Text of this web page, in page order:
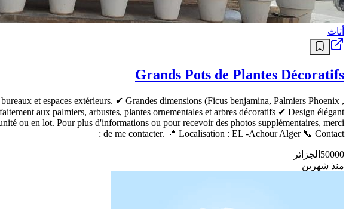
أثاث
Grands Pots de Plantes Décoratifs
et espaces extérieurs. ✔ Grandes dimensions (Ficus benjamina, Palmiers Phoenix ,
aux palmiers, arbustes, plantes ornementales et arbres décoratifs ✔ Design élégant
ou en lot. Pour plus d'informations ou pour recevoir des photos supplémentaires, merci
de me contacter. 📍 Localisation : EL -Achour Alger 📞 Contact :
50000 الجزائر
منذ شهرين